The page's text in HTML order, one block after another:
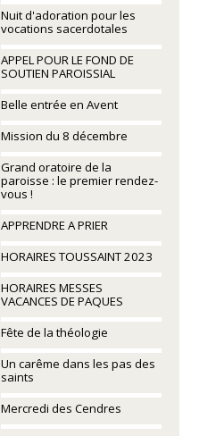
Nuit d'adoration pour les
vocations sacerdotales
APPEL POUR LE FOND DE
SOUTIEN PAROISSIAL
Belle entrée en Avent
Mission du 8 décembre
Grand oratoire de la
paroisse : le premier rendez-
vous !
APPRENDRE A PRIER
HORAIRES TOUSSAINT 2023
HORAIRES MESSES
VACANCES DE PAQUES
Fête de la théologie
Un carême dans les pas des
saints
Mercredi des Cendres